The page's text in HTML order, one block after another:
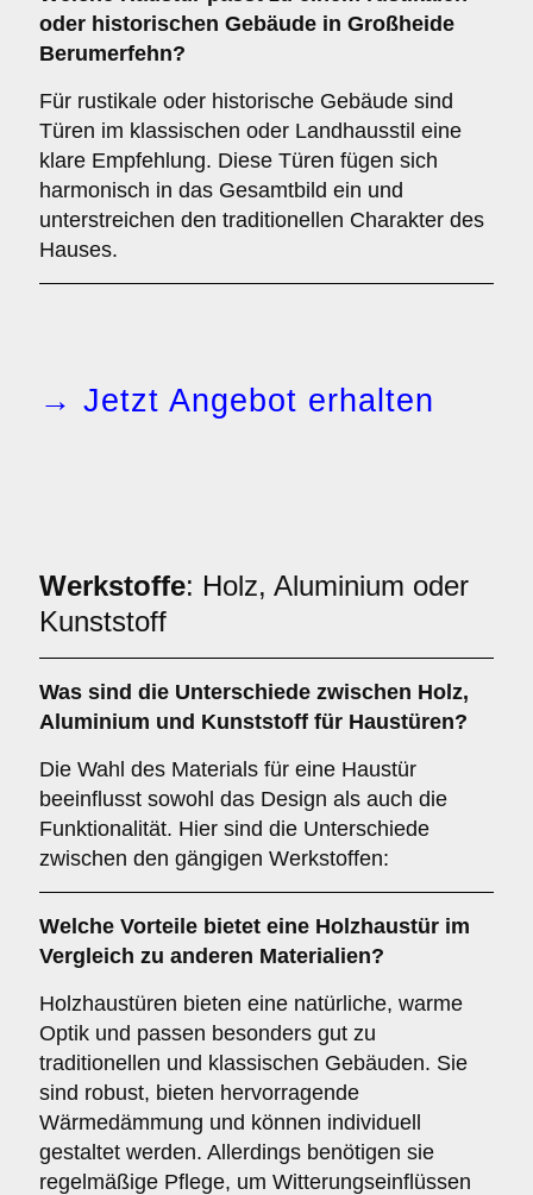
oder historischen Gebäude in Großheide
Berumerfehn?
Für rustikale oder historische Gebäude sind
Türen im klassischen oder Landhausstil eine
klare Empfehlung. Diese Türen fügen sich
harmonisch in das Gesamtbild ein und
unterstreichen den traditionellen Charakter des
Hauses.
→ Jetzt Angebot erhalten
Werkstoffe: Holz, Aluminium oder
Kunststoff
Was sind die Unterschiede zwischen Holz,
Aluminium und Kunststoff für Haustüren?
Die Wahl des Materials für eine Haustür
beeinflusst sowohl das Design als auch die
Funktionalität. Hier sind die Unterschiede
zwischen den gängigen Werkstoffen:
Welche Vorteile bietet eine Holzhaustür im
Vergleich zu anderen Materialien?
Holzhaustüren bieten eine natürliche, warme
Optik und passen besonders gut zu
traditionellen und klassischen Gebäuden. Sie
sind robust, bieten hervorragende
Wärmedämmung und können individuell
gestaltet werden. Allerdings benötigen sie
regelmäßige Pflege, um Witterungseinflüssen